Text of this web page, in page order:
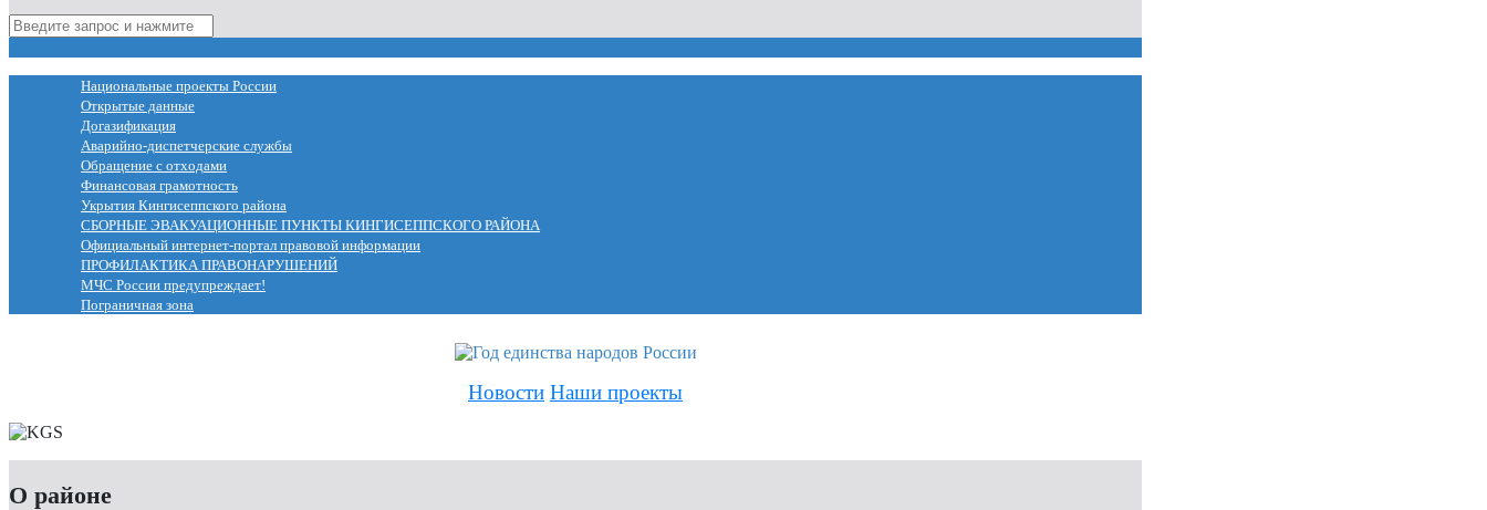
Национальные проекты России
Открытые данные
Догазификация
Аварийно-диспетчерские службы
Обращение с отходами
Финансовая грамотность
Укрытия Кингисеппского района
СБОРНЫЕ ЭВАКУАЦИОННЫЕ ПУНКТЫ КИНГИСЕППСКОГО РАЙОНА
Официальный интернет-портал правовой информации
ПРОФИЛАКТИКА ПРАВОНАРУШЕНИЙ
МЧС России предупреждает!
Пограничная зона
Новости Наши проекты
О районе